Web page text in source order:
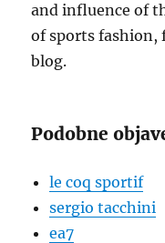
and influence of
of sports fashion,
blog.
Podobne
le coq sportif
sergio tacchini
ea7